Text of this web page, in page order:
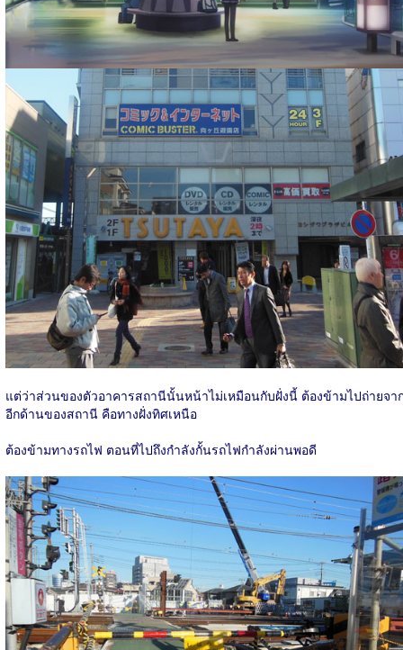
แต่ว่าส่วนของตัวอาคารสถานีนั้นหน้าไม่เหมือนกับฝั่งนี้ ต้องข้ามไปถ่ายจา
อีกด้านของสถานี คือทางฝั่งทิศเหนือ
ต้องข้ามทางรถไฟ ตอนที่ไปถึงกำลังกั้นรถไฟกำลังผ่านพอดี